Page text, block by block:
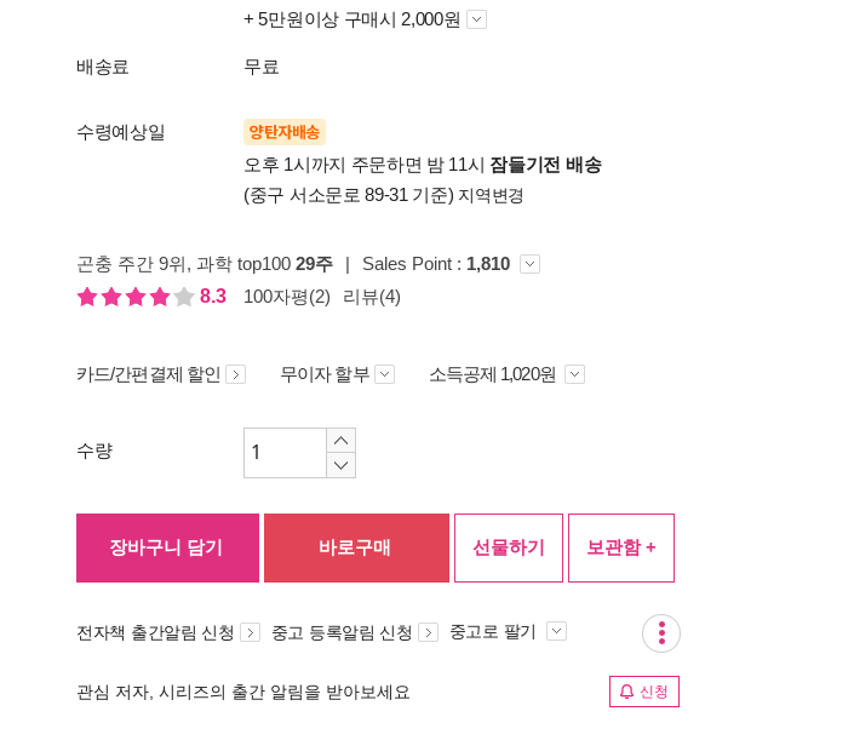
+ 5만원이상 구매시 2,000원
배송료 무료
수령예상일 양탄자배송
오후 1시까지 주문하면 밤 11시 잠들기전 배송
(중구 서소문로 89-31 기준) 지역변경
곤충 주간 9위, 과학 top100 29주 | Sales Point : 1,810
8.3
100자평(2) 리뷰(4)
카드/간편결제 할인 무이자 할부 소득공제 1,020원
수량
장바구니 담기 바로구매 선물하기 보관함 +
전자책 출간알림 신청 중고 등록알림 신청 중고로 팔기
관심 저자, 시리즈의 출간 알림을 받아보세요 신청